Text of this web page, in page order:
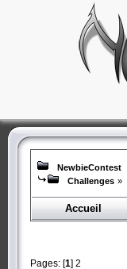
NewbieContest
Challenges »
Accueil
Pages: [1] 2